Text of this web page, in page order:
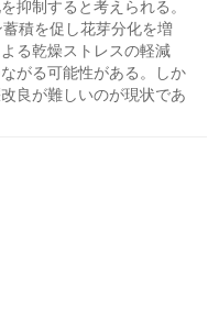
抑制すると考えられる。
積を促し花芽分化を増
る乾燥ストレスの軽減
がる可能性がある。しか
良が難しいのが現状であ